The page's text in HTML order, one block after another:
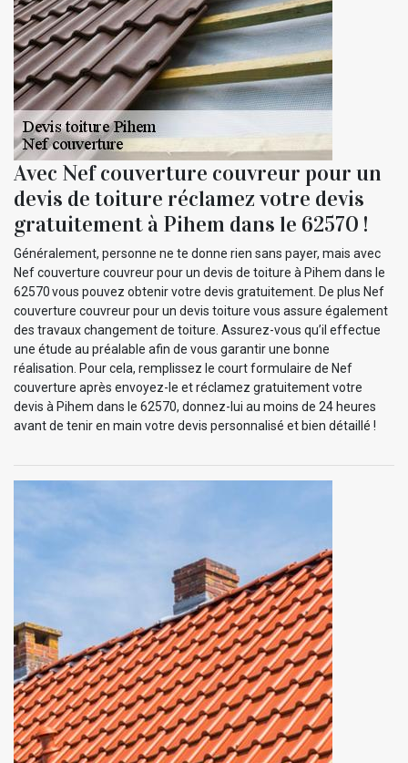
Avec Nef couverture couvreur pour un
devis de toiture réclamez votre devis
gratuitement à Pihem dans le 62570 !
Généralement, personne ne te donne rien sans payer, mais avec
Nef couverture couvreur pour un devis de toiture à Pihem dans le
62570 vous pouvez obtenir votre devis gratuitement. De plus Nef
couverture couvreur pour un devis toiture vous assure également
des travaux changement de toiture. Assurez-vous qu’il effectue
une étude au préalable afin de vous garantir une bonne
réalisation. Pour cela, remplissez le court formulaire de Nef
couverture après envoyez-le et réclamez gratuitement votre
devis à Pihem dans le 62570, donnez-lui au moins de 24 heures
avant de tenir en main votre devis personnalisé et bien détaillé !